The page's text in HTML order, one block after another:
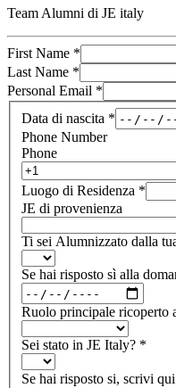
Team Alumni di JE italy
First Name *
Last Name *
Personal Email *
Data di nascita *
Phone Number
Phone
Luogo di Residenza *
JE di provenienza
Ti sei Alumnizzato dalla
Se hai risposto sì alla
Ruolo principale ricoperto
Sei stato in JE Italy? *
Se hai risposto si, scrivi